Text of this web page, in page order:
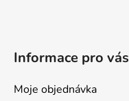
Informace pro vás
Moje objednávka